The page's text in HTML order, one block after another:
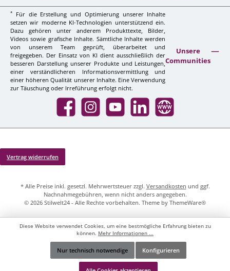
*
Für die Erstellung und Optimierung unserer Inhalte
setzen wir moderne KI-Technologien unterstützend ein.
Dazu gehören unter anderem Produkttexte, Bilder,
Videos sowie grafische Inhalte. Sämtliche Inhalte werden
von unserem Team geprüft, überarbeitet und
freigegeben. Der Einsatz von KI dient ausschließlich der
besseren Darstellung unserer Produkte und Leistungen,
einer verständlicheren Informationsvermittlung und
einer höheren Qualität unserer Inhalte. Eine Verwendung
zur Täuschung oder Irreführung erfolgt nicht.
Unsere
Communities
Facebook InstagramYouTube LinkedIn Website
Vertrag widerrufen
* Alle Preise inkl. gesetzl. Mehrwertsteuer zzgl. Versandkosten und ggf.
Nachnahmegebühren, wenn nicht anders angegeben.
© 2026 Stilwelt24 - Alle Rechte vorbehalten. Theme by ThemeWare®
Werkzeugleiste anzeigen
Diese Website verwendet Cookies, um eine bestmögliche Erfahrung bieten zu
können. Mehr Informationen ...
Nur technisch notwendige Konfigurieren